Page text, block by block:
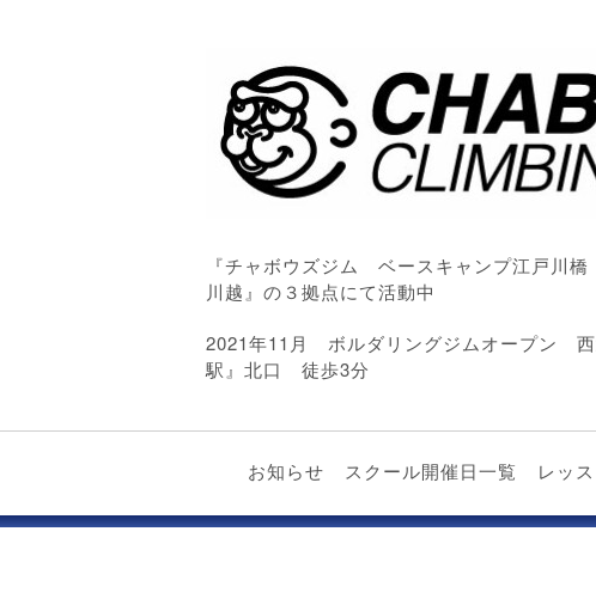
『チャボウズジム ベースキャンプ江戸川
川越』の３拠点にて活動中
2021年11月 ボルダリングジムオープン 西
駅』北口 徒歩3分
お知らせ スクール開催日一覧 レッ